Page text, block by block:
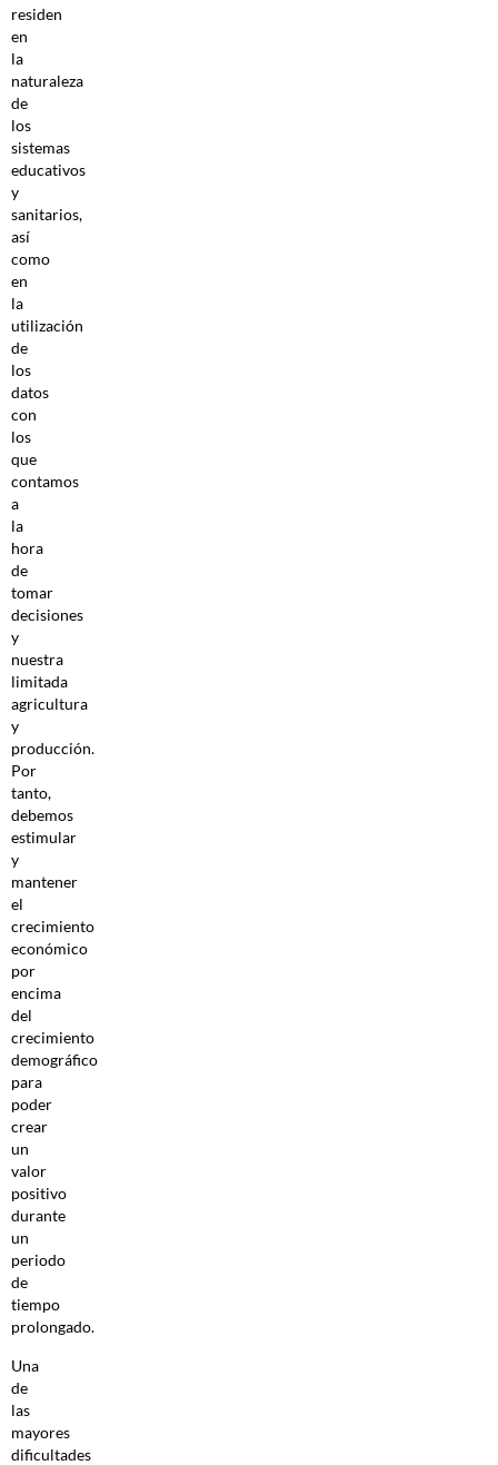
residen
en
la
naturaleza
de
los
sistemas
educativos
y
sanitarios,
así
como
en
la
utilización
de
los
datos
con
los
que
contamos
a
la
hora
de
tomar
decisiones
y
nuestra
limitada
agricultura
y
producción.
Por
tanto,
debemos
estimular
y
mantener
el
crecimiento
económico
por
encima
del
crecimiento
demográfico
para
poder
crear
un
valor
positivo
durante
un
periodo
de
tiempo
prolongado.
Una
de
las
mayores
dificultades